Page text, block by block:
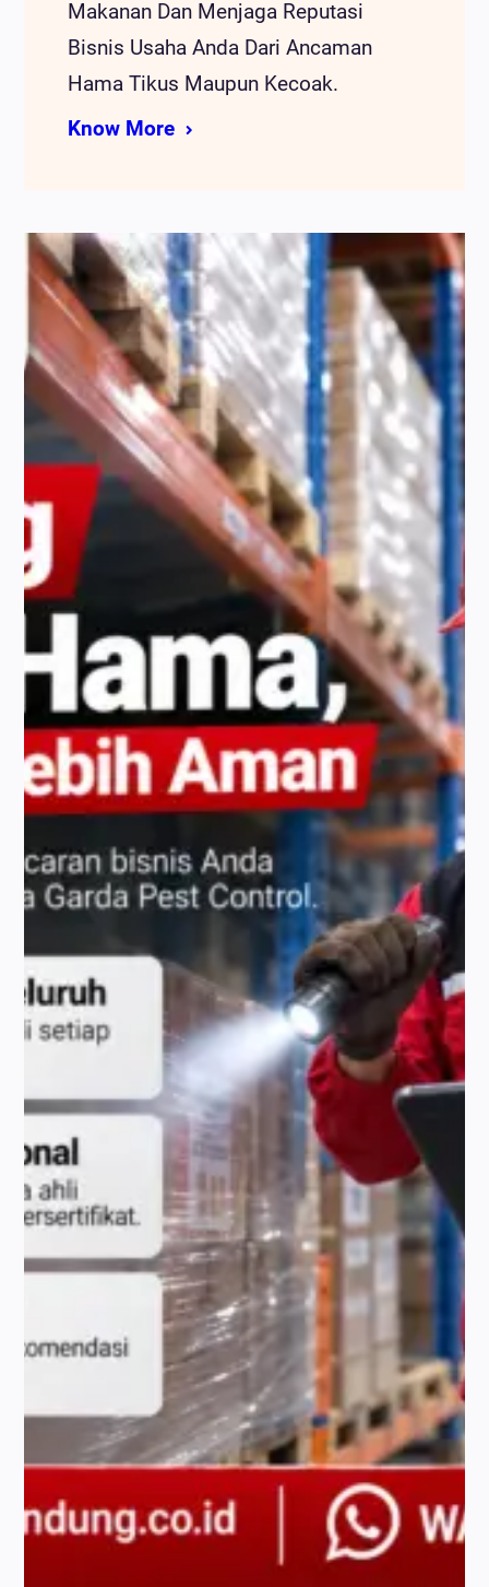
Makanan Dan Menjaga Reputasi
Bisnis Usaha Anda Dari Ancaman
Hama Tikus Maupun Kecoak.
Know More